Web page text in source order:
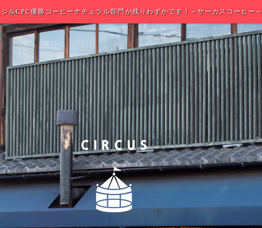
ルCPC優勝コーヒーナチュラル部門が残りわずかです！～サーカスコーヒー～